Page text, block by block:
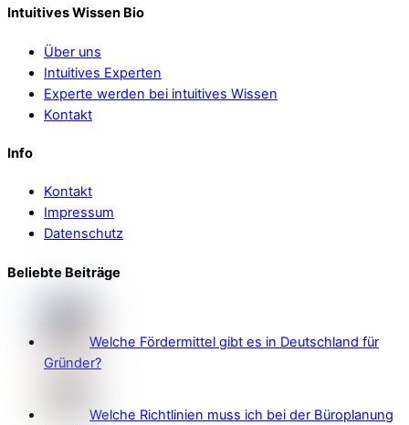
Intuitives Wissen Bio
Über uns
Intuitives Experten
Experte werden bei intuitives Wissen
Kontakt
Info
Kontakt
Impressum
Datenschutz
Beliebte Beiträge
Welche Fördermittel gibt es in Deutschland für
Gründer?
Welche Richtlinien muss ich bei der Büroplanung